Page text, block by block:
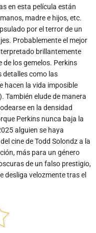
en esta película están
madre e hijos, etc.
por el terror de un
Probablemente el mejor
brillantemente
de los gemelos. Perkins
detalles como las
hacen la vida imposible
También elude de manera
en la densidad
Perkins nunca baja la
alguien se haya
cine de Todd Solondz a la
más para un género
de un falso prestigio,
desliga velozmente tras el